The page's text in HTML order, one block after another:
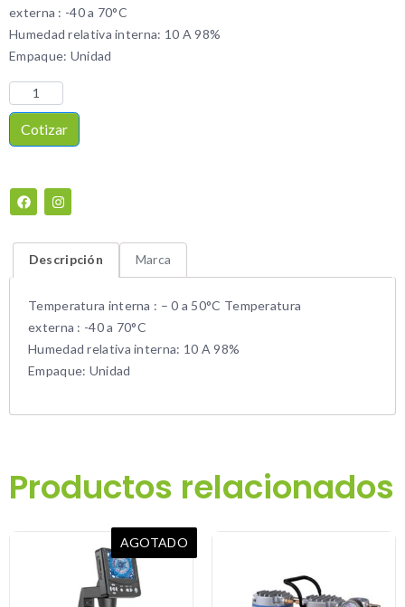
externa : -40 a 70°C
Humedad relativa interna: 10 A 98%
Empaque: Unidad
Cotizar
Descripción Marca
Temperatura interna : – 0 a 50°C Temperatura
externa : -40 a 70°C
Humedad relativa interna: 10 A 98%
Empaque: Unidad
Productos relacionados
AGOTADO